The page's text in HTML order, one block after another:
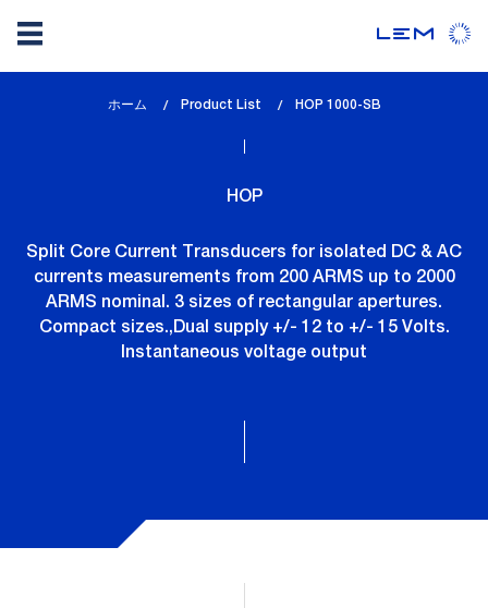
ホーム Product List
lem_current_page
HOP 1000-SB
HOP
Split Core Current Transducers for isolated DC & AC
currents measurements from 200 ARMS up to 2000
ARMS nominal. 3 sizes of rectangular apertures.
Compact sizes.,Dual supply +/- 12 to +/- 15 Volts.
Instantaneous voltage output